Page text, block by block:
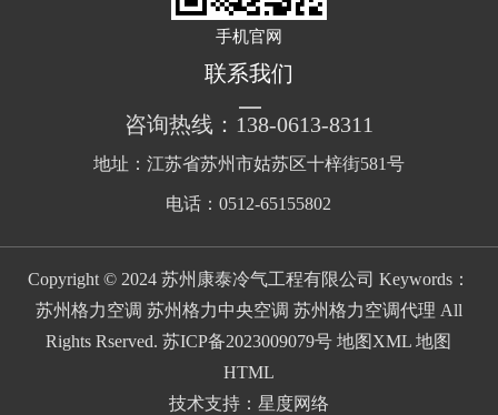
手机官网
联系我们
咨询热线：138-0613-8311
地址：江苏省苏州市姑苏区十梓街581号
电话：0512-65155802
Copyright © 2024 苏州康泰冷气工程有限公司 Keywords：
苏州格力空调 苏州格力中央空调 苏州格力空调代理 All
Rights Rserved.苏ICP备2023009079号 地图XML 地图
HTML
技术支持： 星度网络